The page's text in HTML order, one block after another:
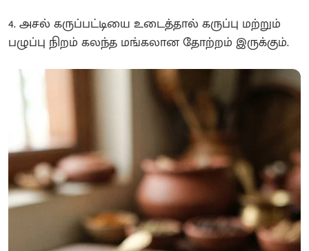
4. அசல் கருப்பட்டியை உடைத்தால் கருப்பு மற்றும்
பழுப்பு நிறம் கலந்த மங்கலான தோற்றம் இருக்கும்.